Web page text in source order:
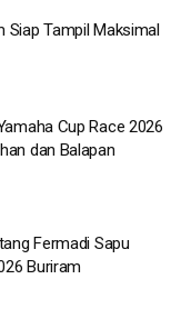
Siap Tampil Maksimal
Cup Race 2026
dan Balapan
Fermadi Sapu
Buriram